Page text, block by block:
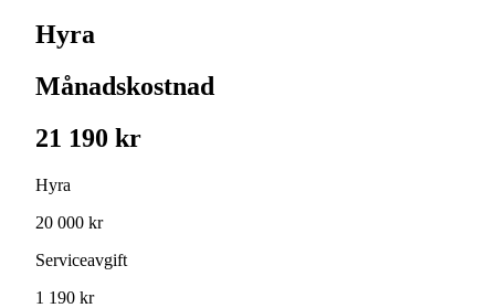
Hyra
Månadskostnad
21 190 kr
Hyra
20 000 kr
Serviceavgift
1 190 kr